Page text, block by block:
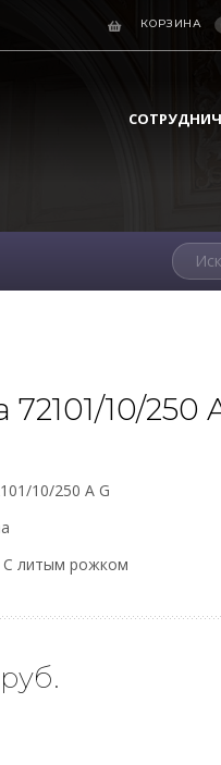
КОРЗИНА
10/250
10/250 A G
С литым рожком